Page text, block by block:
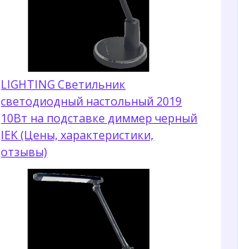
LIGHTING Светильник
светодиодный настольный 2019
10Вт на подставке диммер черный
IEK (Цены, характеристики,
отзывы)